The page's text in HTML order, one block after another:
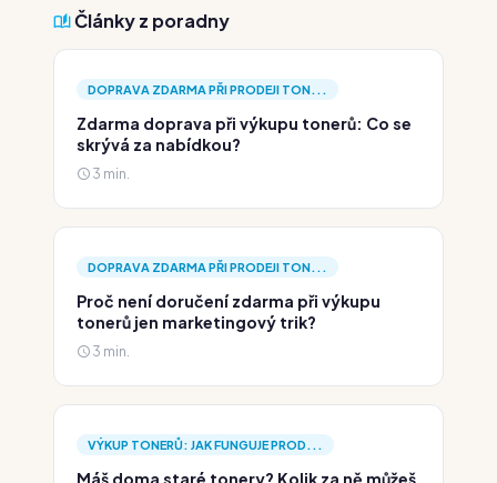
Články z poradny
DOPRAVA ZDARMA PŘI PRODEJI TON...
Zdarma doprava při výkupu tonerů: Co se
skrývá za nabídkou?
3 min.
DOPRAVA ZDARMA PŘI PRODEJI TON...
Proč není doručení zdarma při výkupu
tonerů jen marketingový trik?
3 min.
VÝKUP TONERŮ: JAK FUNGUJE PROD...
Máš doma staré tonery? Kolik za ně můžeš